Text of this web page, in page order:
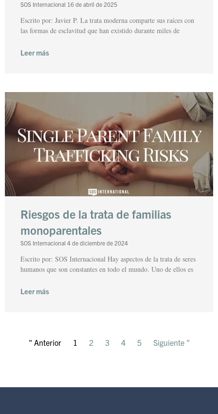
SOS Internacional 16 de abril de 2025
Escrito por: Javier P. La trata moderna comparte sus raíces con
las formas de esclavitud que han existido durante miles de
Leer más
Riesgos de la trata de familias
monoparentales
SOS Internacional 4 de diciembre de 2024
Escrito por: SOS Internacional Hay aspectos de la trata de seres
humanos que son constantes en todo el mundo. Uno de ellos es
Leer más
" Anterior 1 2 3 4 5 Siguiente "